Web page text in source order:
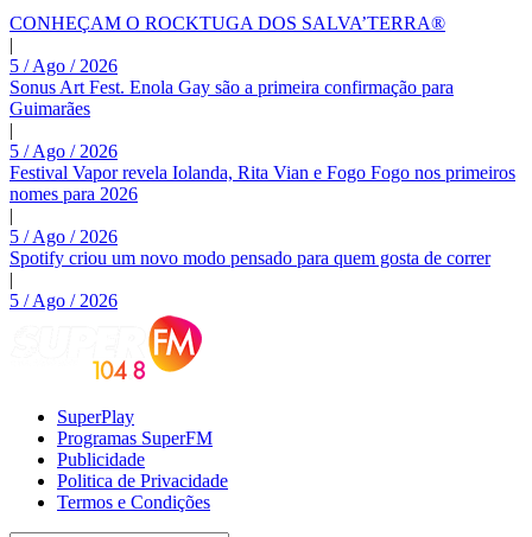
CONHEÇAM O ROCKTUGA DOS SALVA’TERRA®
|
5 / Ago / 2026
Sonus Art Fest. Enola Gay são a primeira confirmação para
Guimarães
|
5 / Ago / 2026
Festival Vapor revela Iolanda, Rita Vian e Fogo Fogo nos primeiros
nomes para 2026
|
5 / Ago / 2026
Spotify criou um novo modo pensado para quem gosta de correr
|
5 / Ago / 2026
SuperPlay
Programas SuperFM
Publicidade
Politica de Privacidade
Termos e Condições